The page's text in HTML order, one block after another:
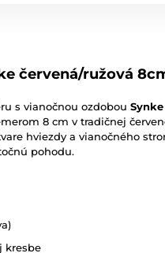
červená/ružová
s vianočnou ozdobou Synke
8 cm v tradičnej
hviezdy a vianočného
pohodu.
kresbe